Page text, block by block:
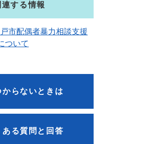
連する情報
市配偶者暴力相談支援
ついて
からないときは
ある質問と回答